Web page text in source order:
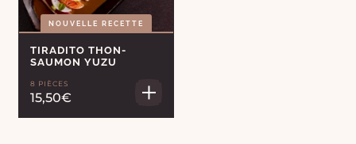
NOUVELLE RECETTE
TIRADITO THON-
SAUMON YUZU
8 PIÈCES
15,50€